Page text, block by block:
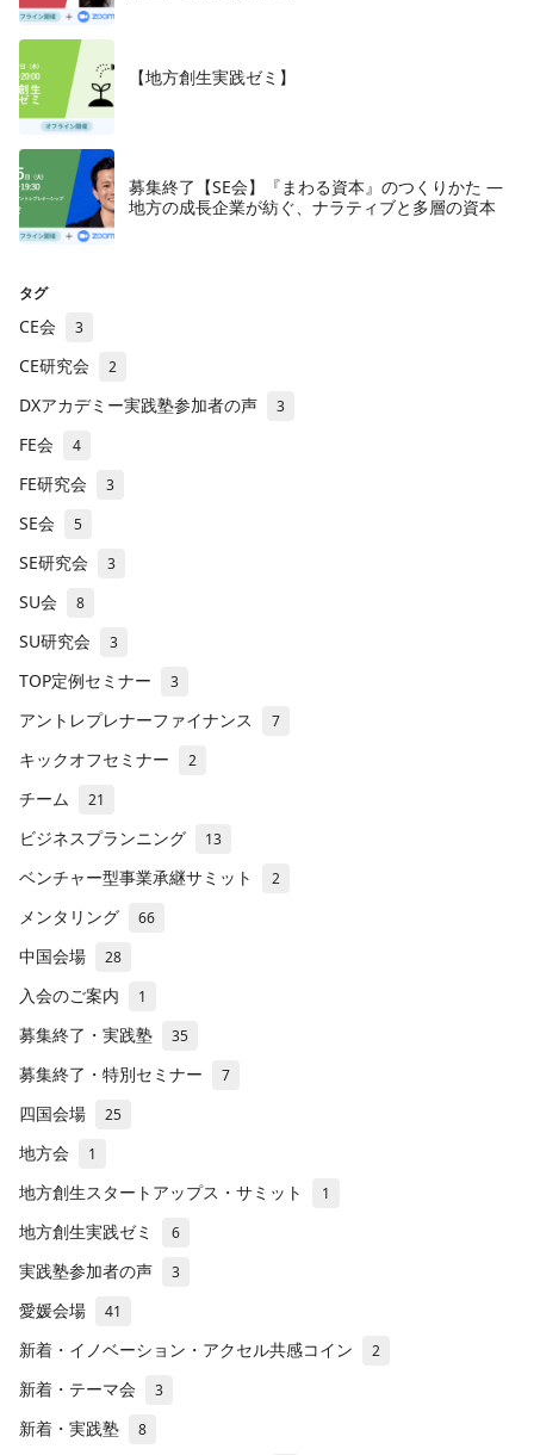
【地方創生実践ゼミ】
募集終了【SE会】『まわる資本』のつくりかた —
地方の成長企業が紡ぐ、ナラティブと多層の資本
タグ
CE会 3
CE研究会 2
DXアカデミー実践塾参加者の声 3
FE会 4
FE研究会 3
SE会 5
SE研究会 3
SU会 8
SU研究会 3
TOP定例セミナー 3
アントレプレナーファイナンス 7
キックオフセミナー 2
チーム 21
ビジネスプランニング 13
ベンチャー型事業承継サミット 2
メンタリング 66
中国会場 28
入会のご案内 1
募集終了・実践塾 35
募集終了・特別セミナー 7
四国会場 25
地方会 1
地方創生スタートアップス・サミット 1
地方創生実践ゼミ 6
実践塾参加者の声 3
愛媛会場 41
新着・イノベーション・アクセル共感コイン 2
新着・テーマ会 3
新着・実践塾 8